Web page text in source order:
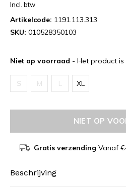
Incl. btw
Artikelcode: 1191.113.313
SKU: 010528350103
Niet op voorraad - Het product
S M L XL
NIET OP
Gratis verzending Vanaf
Beschrijving